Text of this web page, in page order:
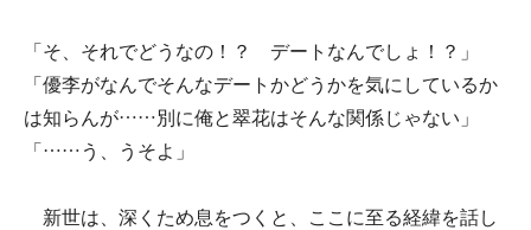
「そ、それでどうなの！？ デートなんでしょ！？」
「優李がなんでそんなデートかどうかを気にしているか
は知らんが……別に俺と翠花はそんな関係じゃない」
「……う、うそよ」
新世は、深くため息をつくと、ここに至る経緯を話し